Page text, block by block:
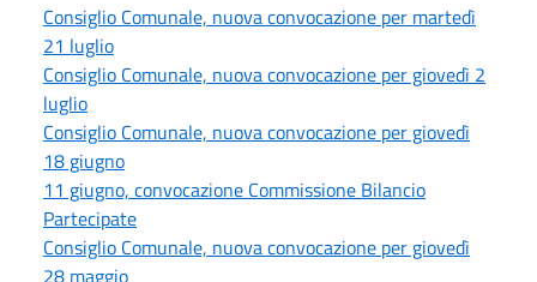
Consiglio Comunale, nuova convocazione per martedì
21 luglio
Consiglio Comunale, nuova convocazione per giovedì 2
luglio
Consiglio Comunale, nuova convocazione per giovedì
18 giugno
11 giugno, convocazione Commissione Bilancio
Partecipate
Consiglio Comunale, nuova convocazione per giovedì
28 maggio